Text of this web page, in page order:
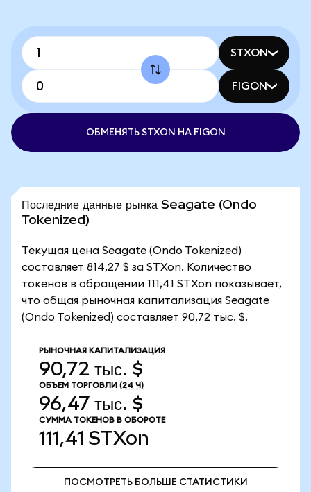
STXON
FIGON
ОБМЕНЯТЬ STXON НА FIGON
Последние данные рынка Seagate (Ondo
Tokenized)
Текущая цена Seagate (Ondo Tokenized)
составляет 814,27 $ за STXon. Количество
токенов в обращении 111,41 STXon показывает,
что общая рыночная капитализация Seagate
(Ondo Tokenized) составляет 90,72 тыс. $.
РЫНОЧНАЯ КАПИТАЛИЗАЦИЯ
90,72 тыс. $
ОБЪЕМ ТОРГОВЛИ (24 Ч)
96,47 тыс. $
СУММА ТОКЕНОВ В ОБОРОТЕ
111,41 STXon
ПОСМОТРЕТЬ БОЛЬШЕ СТАТИСТИКИ